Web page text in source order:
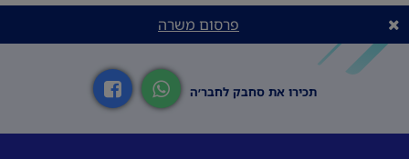
פרסום משרה
תכירו את סחבק לחבר׳ה